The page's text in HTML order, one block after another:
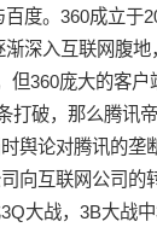
度。360成立于
深入互联网腹
但360庞大的客
破，那么腾讯
舆论对腾讯的
向互联网公司的
大战，3B大战